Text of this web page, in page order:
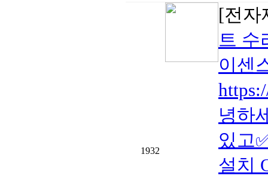
1932
[전
트 수
이센
녕하
있고
설치